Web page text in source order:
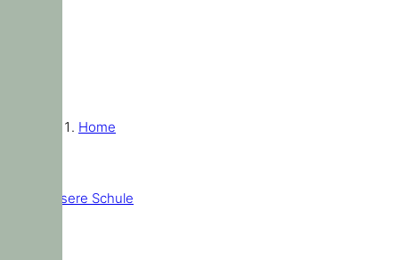
Home
Unsere Schule